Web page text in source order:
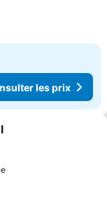
les prix
favoris
Consulter les prix